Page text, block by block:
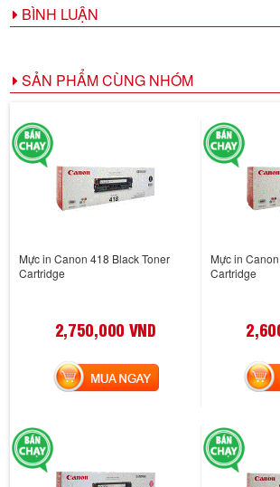
BÌNH LUẬN
SẢN PHẨM CÙNG NHÓM
Mực in Canon 418 Black Toner
Cartridge
2,750,000 VND
MUA NGAY
Mực in
Cartridge